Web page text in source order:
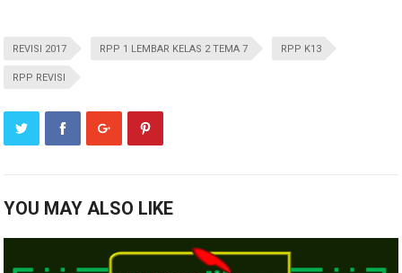
REVISI 2017 RPP 1 LEMBAR KELAS 2 TEMA 7 RPP K13
RPP REVISI
YOU MAY ALSO LIKE